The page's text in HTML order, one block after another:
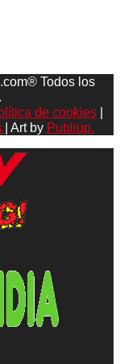
Todos los
de cookies|
| Art by Publiup.